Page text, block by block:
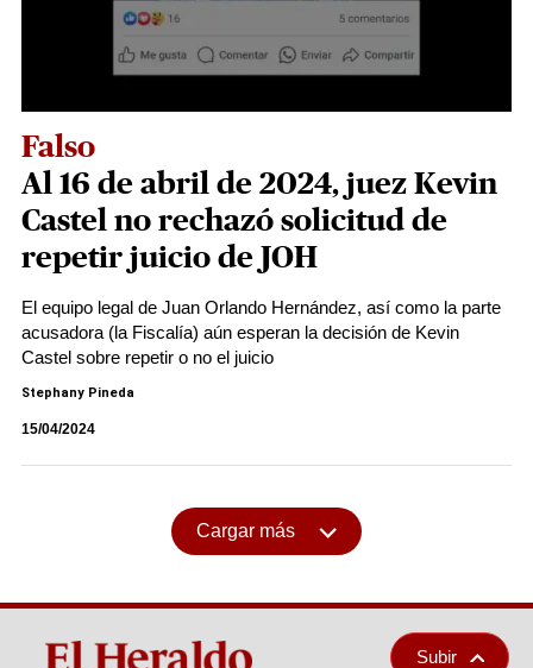
Falso
Al 16 de abril de 2024, juez Kevin
Castel no rechazó solicitud de
repetir juicio de JOH
El equipo legal de Juan Orlando Hernández, así como la parte
acusadora (la Fiscalía) aún esperan la decisión de Kevin
Castel sobre repetir o no el juicio
Stephany Pineda
15/04/2024
Cargar más
Subir